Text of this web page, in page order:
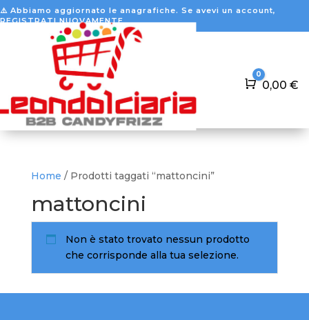
⚠️ Abbiamo aggiornato le anagrafiche. Se avevi un account,
REGISTRATI NUOVAMENTE
Carrello
0
0,00 €
Home / Prodotti taggati “mattoncini”
mattoncini
Non è stato trovato nessun prodotto
che corrisponde alla tua selezione.